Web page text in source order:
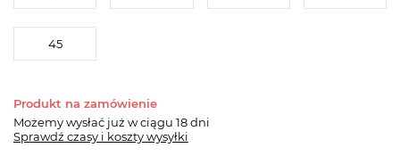
45
Produkt na zamówienie
Możemy wysłać już w ciągu 18 dni
Sprawdź czasy i koszty wysyłki